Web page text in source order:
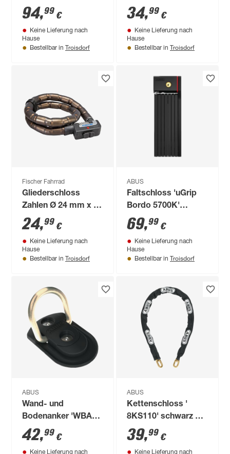
85 cm
94,99 €
Keine Lieferung nach
Hause
Bestellbar in Troisdorf
x 500 cm
34,99 €
Keine Lieferung nach
Hause
Bestellbar in Troisdorf
Fischer Fahrrad
Gliederschloss
Zahlen Ø 24 mm x 90
cm
24,99 €
Keine Lieferung nach
Hause
Bestellbar in Troisdorf
ABUS
Faltschloss 'uGrip
Bordo 5700K'
schwarz 0,5 x 100
cm, mit Halterung
SH
69,99 €
Keine Lieferung nach
Hause
Bestellbar in Troisdorf
ABUS
Wand- und
Bodenanker 'WBA
60' schwarz für
Zweiräder
42,99 €
Keine Lieferung nach
ABUS
Kettenschloss '
8KS110' schwarz Ø
0,8 x 110 cm
39,99 €
Keine Lieferung nach